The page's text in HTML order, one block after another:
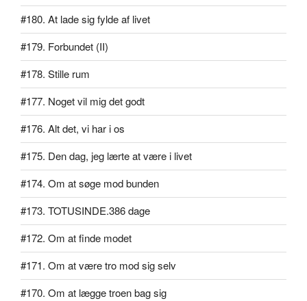
#180. At lade sig fylde af livet
#179. Forbundet (II)
#178. Stille rum
#177. Noget vil mig det godt
#176. Alt det, vi har i os
#175. Den dag, jeg lærte at være i livet
#174. Om at søge mod bunden
#173. TOTUSINDE.386 dage
#172. Om at finde modet
#171. Om at være tro mod sig selv
#170. Om at lægge troen bag sig